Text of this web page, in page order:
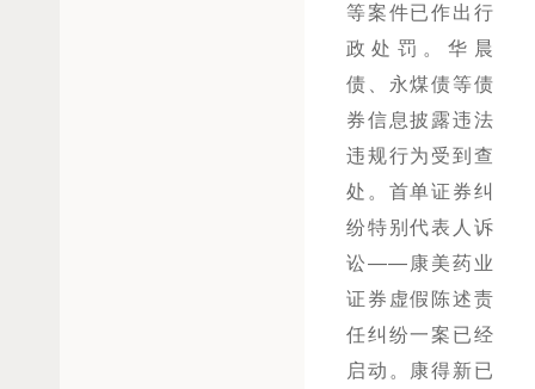
等案件已作出行
政处罚。华晨
债、永煤债等债
券信息披露违法
违规行为受到查
处。首单证券纠
纷特别代表人诉
讼——康美药业
证券虚假陈述责
任纠纷一案已经
启动。康得新已